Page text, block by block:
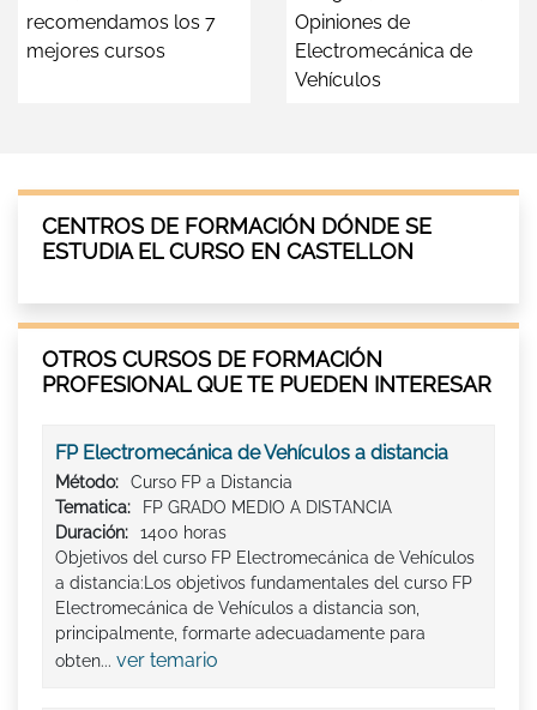
recomendamos los 7
mejores cursos
Opiniones de
Electromecánica de
Vehículos
CENTROS DE FORMACIÓN DÓNDE SE
ESTUDIA EL CURSO EN CASTELLON
OTROS CURSOS DE FORMACIÓN
PROFESIONAL QUE TE PUEDEN INTERESAR
FP Electromecánica de Vehículos a distancia
Método:
Curso FP a Distancia
Tematica:
FP GRADO MEDIO A DISTANCIA
Duración:
1400 horas
Objetivos del curso FP Electromecánica de Vehículos
a distancia:Los objetivos fundamentales del curso FP
Electromecánica de Vehículos a distancia son,
principalmente, formarte adecuadamente para
obten... ver temario